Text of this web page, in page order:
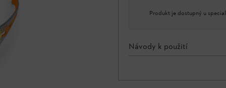
Produkt je dostupný u
Návody k použití